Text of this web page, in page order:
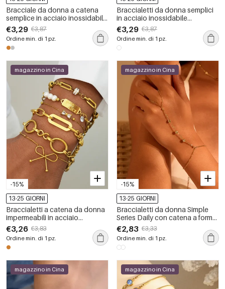
Bracciale da donna a catena
semplice in acciaio inossidabile
impermeabile color oro
€3,29 €3,87
Ordine min. di 1 pz.
Braccialetti da donna semplici
in acciaio inossidabile
impermeabile color oro con
catena
€3,29 €3,87
Ordine min. di 1 pz.
-15%
magazzino in Cina
13-25 GIORNI
Braccialetti a catena da donna
impermeabili in acciaio
inossidabile di forma irregolare,
1 pezzo
€3,26 €3,83
Ordine min. di 1 pz.
-15%
magazzino in Cina
13-25 GIORNI
Braccialetti da donna Simple
Series Daily con catena a forma
irregolare, in acciaio
inossidabile impermeabile,
colore oro.
€2,83 €3,33
Ordine min. di 1 pz.
magazzino in Cina magazzino in Cina